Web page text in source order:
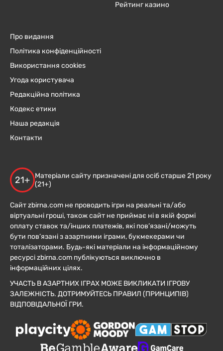
Рейтинг казино
Про видання
Політика конфіденційності
Використання cookies
Угода користувача
Редакційна політика
Кодекс етики
Наша редакція
Контакти
21+
Матеріали сайту призначені для осіб старше 21 року
(21+)
Сайт zbirna.com не проводить ігри на реальні та/або
віртуальні гроші, також сайт не приймає ні в якій формі
оплату ставок та/інших платежів, які пов’язані/можуть
бути пов’язані з азартними іграми, букмекерами чи
тоталізаторами. Будь-які матеріали на інформаційному
ресурсі zbirna.com публікуються виключно в
інформаційних цілях.
УЧАСТЬ В АЗАРТНИХ ІГРАХ МОЖЕ ВИКЛИКАТИ ІГРОВУ
ЗАЛЕЖНІСТЬ. ДОТРИМУЙТЕСЬ ПРАВИЛ (ПРИНЦИПІВ)
ВІДПОВІДАЛЬНОЇ ГРИ.